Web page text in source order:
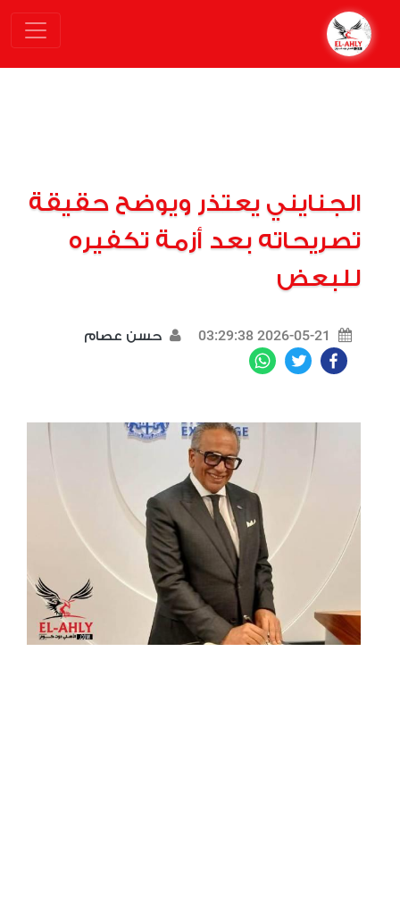
الجنايني يعتذر ويوضح حقيقة
تصريحاته بعد أزمة تكفيره
للبعض
2026-05-21 03:29:38 حسن عصام
Facebook
Twitter